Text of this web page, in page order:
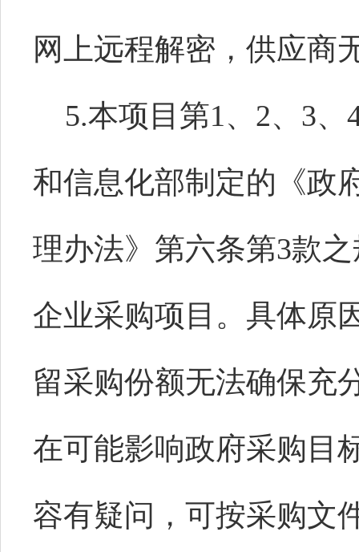
网上远程解密，供应商
5.本项目第1、2、3、
和信息化部制定的《政
理办法》第六条第3款
企业采购项目。具体原
留采购份额无法确保充
在可能影响政府采购目
容有疑问，可按采购文